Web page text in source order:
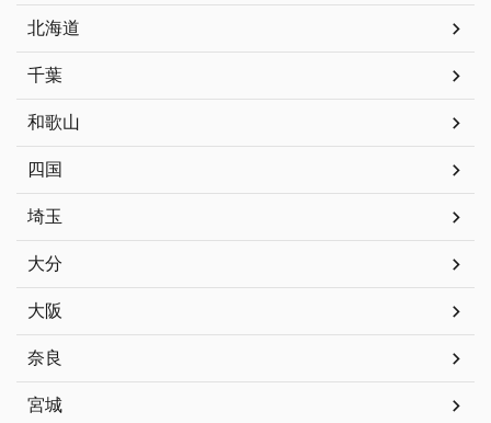
北海道
千葉
和歌山
四国
埼玉
大分
大阪
奈良
宮城